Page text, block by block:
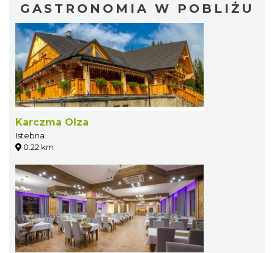
GASTRONOMIA W POBLIŻU
Karczma Olza
Istebna
0.22 km